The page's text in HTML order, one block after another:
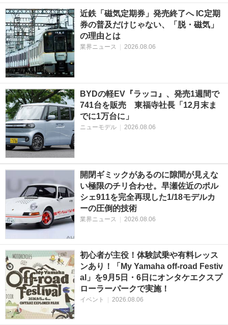
近鉄「磁気定期券」発売終了へ IC定期
券の普及だけじゃない、「脱・磁気」
の理由とは
業界ニュース 2026.08.06
BYDの軽EV『ラッコ』、発売1週間で
741台を販売 東福寺社長「12月末ま
でに1万台に」
ニューモデル 2026.08.06
開閉ギミックがあるのに隙間が見えな
い極限のチリ合わせ。早瀬佐近のポル
シェ911を完全再現した1/18モデルカ
ーの圧倒的技術
業界ニュース 2026.08.06
初心者が主役！体験試乗や有料レッス
ンあり！「My Yamaha off-road Festiv
al」を9月5日・6日にオンタケエクスプ
ローラーパークで実施！
イベント 2026.08.06